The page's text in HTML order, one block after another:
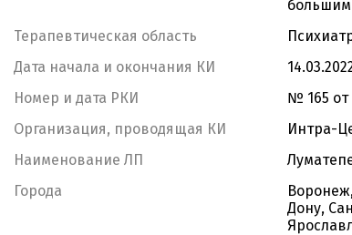
Терапевтическая область
Дата начала и окончания КИ
Номер и дата РКИ
№ 165 от
Организация, проводящая КИ
Интра-
Наименование ЛП
Города
Дону,